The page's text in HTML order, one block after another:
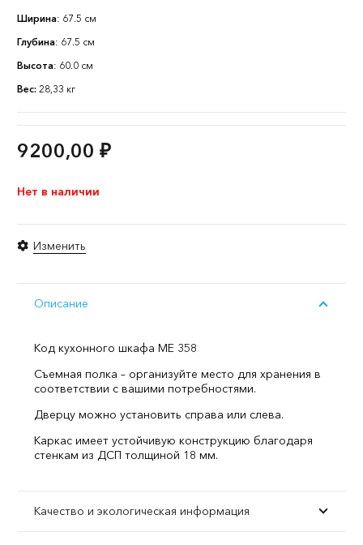
Ширина: 67.5 см
Глубина: 67.5 см
Высота: 60.0 см
Вес: 28,33 кг
9200,00 ₽
Нет в наличии
Изменить
Описание
Код кухонного шкафа ME 358
Съемная полка – организуйте место для хранения в
соответствии с вашими потребностями.
Дверцу можно установить справа или слева.
Каркас имеет устойчивую конструкцию благодаря
стенкам из ДСП толщиной 18 мм.
Качество и экологическая информация